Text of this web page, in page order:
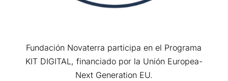
Fundación Novaterra participa en el Programa
KIT DIGITAL, financiado por la Unión Europea-
Next Generation EU.